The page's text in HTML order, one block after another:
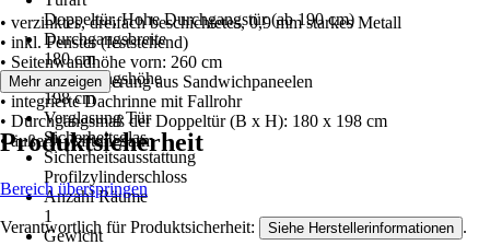
Doppeltür, Hohe Durchgangstür (ab 190 cm)
Durchgangsbreite
180 cm
Durchgangshöhe
198 cm
Verglasung Tür
Sicherheitsglas
Sicherheitsausstattung
Profilzylinderschloss
Anzahl Räume
1
Gewicht
• verzinktes, dreifach beschichtetes, 0,9 mm starkes Metall
• inkl. Fenster (feststehend)
• Seitenwandhöhe vorn: 260 cm
• inkl. Dachisolierung aus Sandwichpaneelen
• integrierte Dachrinne mit Fallrohr
• Durchgangsmaß der Doppeltür (B x H): 180 x 198 cm
• äußerst wartungsarm
Mehr anzeigen
Produktsicherheit
Bereich überspringen
Verantwortlich für Produktsicherheit: Siehe Herstellerinformationen .